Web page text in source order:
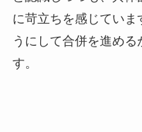
に苛立ちを感じていま
うにして合併を進め
す。